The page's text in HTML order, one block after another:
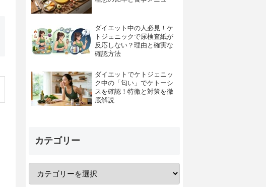
ダイエット中の人必見！ケ
トジェニックで尿検査紙が
反応しない？理由と確実な
確認方法
ダイエットでケトジェニッ
ク中の「匂い」でケトーシ
スを確認！特徴と対策を徹
底解説
カテゴリー